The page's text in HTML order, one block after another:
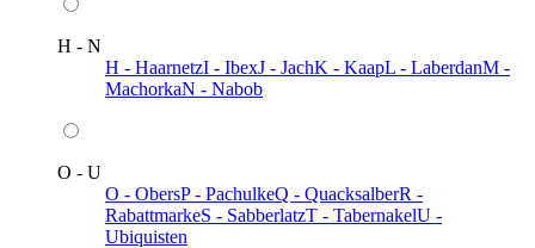
H - N
H - HaarnetzI - IbexJ - JachK - KaapL - LaberdanM -
MachorkaN - Nabob
O - U
O - ObersP - PachulkeQ - QuacksalberR -
RabattmarkeS - SabberlatzT - TabernakelU -
Ubiquisten